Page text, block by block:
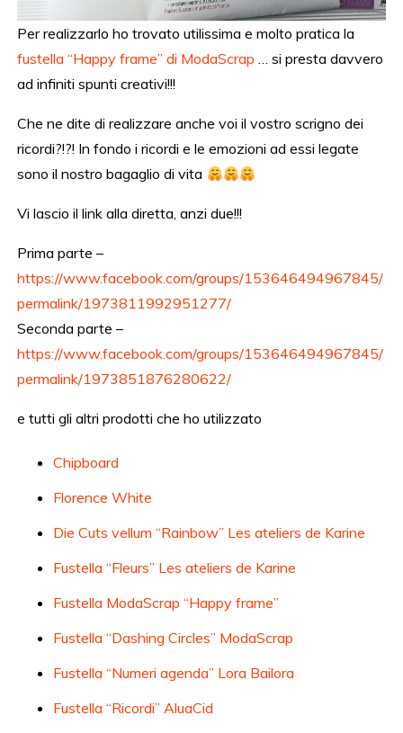
Per realizzarlo ho trovato utilissima e molto pratica la
fustella “Happy frame” di ModaScrap … si presta davvero
ad infiniti spunti creativi!!!
Che ne dite di realizzare anche voi il vostro scrigno dei
ricordi?!?! In fondo i ricordi e le emozioni ad essi legate
sono il nostro bagaglio di vita
Vi lascio il link alla diretta, anzi due!!!
Prima parte –
https://www.facebook.com/groups/153646494967845/
permalink/1973811992951277/
Seconda parte –
https://www.facebook.com/groups/153646494967845/
permalink/1973851876280622/
e tutti gli altri prodotti che ho utilizzato
Chipboard
Florence White
Die Cuts vellum “Rainbow” Les ateliers de Karine
Fustella “Fleurs” Les ateliers de Karine
Fustella ModaScrap “Happy frame”
Fustella “Dashing Circles” ModaScrap
Fustella “Numeri agenda” Lora Bailora
Fustella “Ricordi” AluaCid